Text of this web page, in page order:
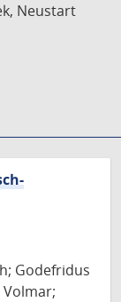
Neustart
Godefridus